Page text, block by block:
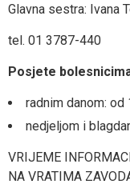
Glavna sestra: Ivana
tel. 01 3787-440
Posjete
radnim danom: od
nedjeljom i
VRIJEME
NA VRATIMA